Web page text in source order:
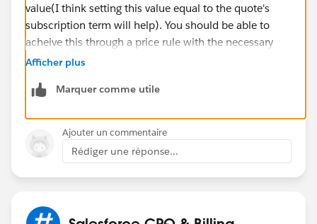
value(I think setting this value equal to the quote's
subscription term will help). You should be able to
acheive this through a price rule with the necessary
price conditions to make sure it only works on
from the quote? and other conditions as required).
Please make me know if it works.
Best regrad.
Afficher plus
Marquer comme utile
Ajouter un commentaire
Rédiger une réponse...